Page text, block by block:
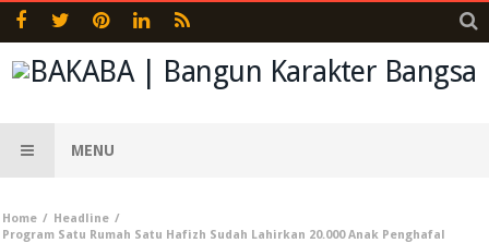
MENU
Home
Headline
Program Satu Rumah Satu Hafizh Sudah Lahirkan 20.000 Anak Penghafal